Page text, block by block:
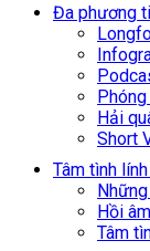
Đa phương
Hải
Short
Tâm tình
Hồi
Tâm